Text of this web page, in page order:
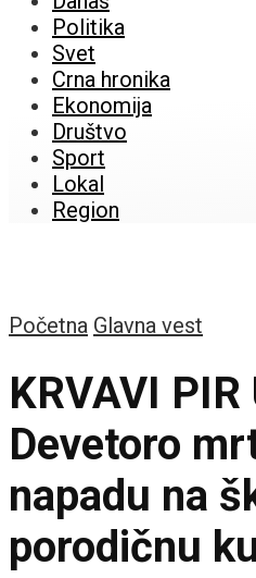
Politika
Svet
Crna hronika
Ekonomija
Društvo
Sport
Lokal
Region
Početna Glavna vest
KRVAVI
Devetoro
napadu na
porodičnu